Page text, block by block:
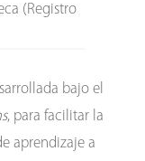
(Registro
bajo el
, para facilitar la
aprendizaje a